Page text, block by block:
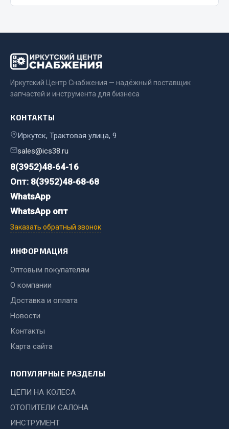
Весь раздел
Весь раздел
Стропы
Стяжки
Тросы
Весь раздел
Автохимия
3 ton
Cosmo
Иркутский Центр Снабжения — надёжный поставщик
запчастей и инструмента для бизнеса
КОНТАКТЫ
Иркутск, Трактовая улица, 9
sales@ics38.ru
8(3952)48-64-16
Опт: 8(3952)48-68-68
WhatsApp
WhatsApp опт
Заказать обратный звонок
ИНФОРМАЦИЯ
Оптовым покупателям
О компании
Доставка и оплата
Новости
Контакты
Карта сайта
ПОПУЛЯРНЫЕ РАЗДЕЛЫ
ЦЕПИ НА КОЛЕСА
ОТОПИТЕЛИ САЛОНА
ИНСТРУМЕНТ